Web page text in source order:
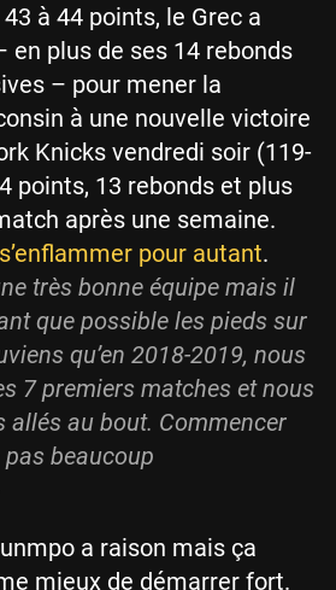
à 44 points, le Grec a
en plus de ses 14 rebonds
– pour mener la
à une nouvelle victoire
Knicks vendredi soir (119-
points, 13 rebonds et plus
après une semaine.
pour autant.
très bonne équipe mais il
que possible les pieds sur
qu’en 2018-2019, nous
7 premiers matches et nous
allés au bout. Commencer
pas beaucoup
a raison mais ça
mieux de démarrer fort.